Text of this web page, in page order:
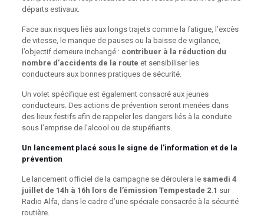
départs estivaux.
Face aux risques liés aux longs trajets comme la fatigue, l’excès
de vitesse, le manque de pauses ou la baisse de vigilance,
l’objectif demeure inchangé : contribuer à la réduction du
nombre d’accidents de la route et sensibiliser les
conducteurs aux bonnes pratiques de sécurité.
Un volet spécifique est également consacré aux jeunes
conducteurs. Des actions de prévention seront menées dans
des lieux festifs afin de rappeler les dangers liés à la conduite
sous l’emprise de l’alcool ou de stupéfiants.
Un lancement placé sous le signe de l’information et de la
prévention
Le lancement officiel de la campagne se déroulera le samedi 4
juillet de 14h à 16h lors de l’émission Tempestade 2.1 sur
Radio Alfa, dans le cadre d’une spéciale consacrée à la sécurité
routière.